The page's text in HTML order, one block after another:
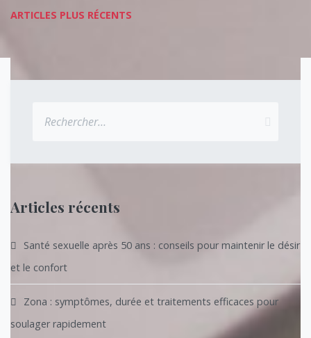
Navigation
des
articles
ARTICLES PLUS RÉCENTS
Articles récents
Santé sexuelle après 50 ans : conseils pour maintenir le désir
et le confort
Zona : symptômes, durée et traitements efficaces pour
soulager rapidement